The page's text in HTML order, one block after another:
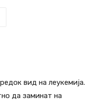
вид на леукемија.
да заминат на